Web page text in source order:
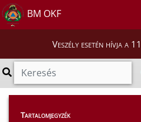
BM OKF
Veszély esetén hívja a
Esemény részletei
Tartalomjegyzék